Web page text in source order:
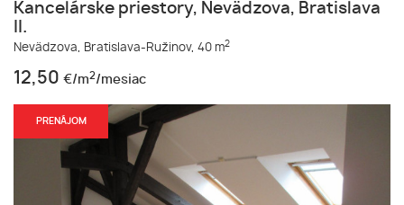
Kancelárske priestory, Nevädzova, Bratislava
II.
Nevädzova, Bratislava-Ružinov, 40 m2
12,50 €/m2/mesiac
PRENÁJOM